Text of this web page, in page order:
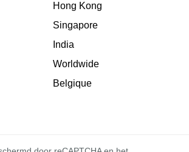
Hong Kong
Singapore
India
Worldwide
Belgique